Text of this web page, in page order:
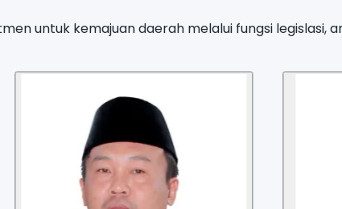
untuk kemajuan daerah melalui fungsi legislasi,